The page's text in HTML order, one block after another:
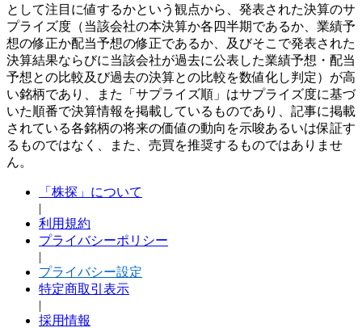
として注目に値するかという観点から、発表された決算のサ
プライズ度（当該会社の本決算か各四半期であるか、業績予
想の修正か配当予想の修正であるか、及びそこで発表された
決算結果ならびに当該会社が過去に公表した業績予想・配当
予想との比較及び過去の決算との比較を数値化し判定）が高
い銘柄であり、また「サプライズ順」はサプライズ度に基づ
いた順番で決算情報を掲載しているものであり、記事に掲載
されている各銘柄の将来の価値の動向を示唆あるいは保証す
るものではなく、また、売買を推奨するものではありませ
ん。
「株探」について
|
利用規約
プライバシーポリシー
|
プライバシー設定
特定商取引表示
|
採用情報